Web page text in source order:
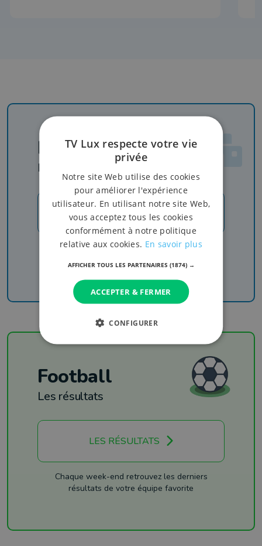
Newsletter
Rejoignez-nous
JE M'INSCRIS
Recevez nos newsletters pour ne rien manquer
Football
Les résultats
LES RÉSULTATS
Chaque week-end retrouvez les derniers
résultats de votre équipe favorite
TV Lux respecte votre vie
privée
Notre site Web utilise des cookies
pour améliorer l'expérience
utilisateur. En utilisant notre site Web,
vous acceptez tous les cookies
conformément à notre politique
relative aux cookies. En savoir plus
AFFICHER TOUS LES PARTENAIRES (1874) →
ACCEPTER & FERMER
CONFIGURER